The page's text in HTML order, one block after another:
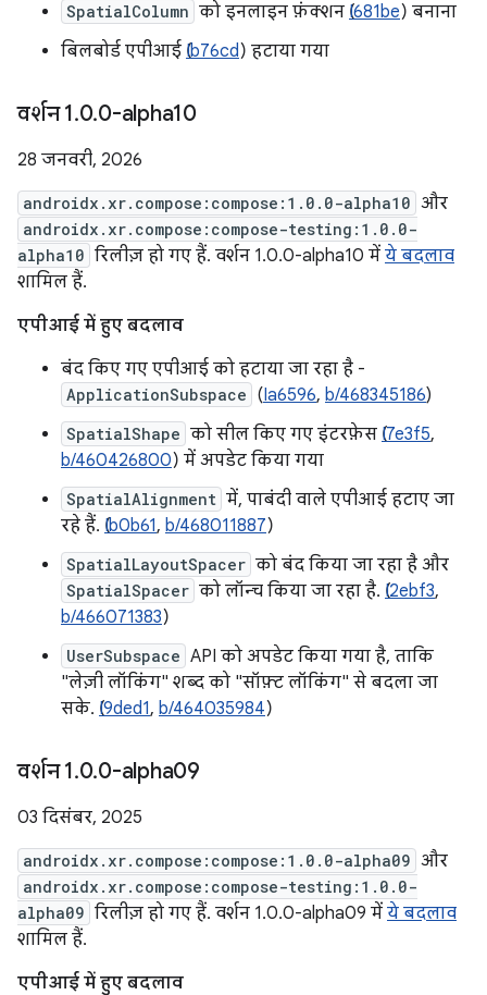
SpatialColumn को इनलाइन फ़ंक्शन ( I681be) बनाना
बिलबोर्ड एपीआई ( Ib76cd) हटाया गया
वर्शन 1.0.0-alpha10
28 जनवरी, 2026
androidx.xr.compose:compose:1.0.0-alpha10 और
androidx.xr.compose:compose-testing:1.0.0-
alpha10 रिलीज़ हो गए हैं. वर्शन 1.0.0-alpha10 में ये बदलाव
शामिल हैं.
एपीआई में हुए बदलाव
बंद किए गए एपीआई को हटाया जा रहा है -
ApplicationSubspace (Ia6596, b/468345186)
SpatialShape को सील किए गए इंटरफ़ेस ( I7e3f5,
b/460426800) में अपडेट किया गया
SpatialAlignment में, पाबंदी वाले एपीआई हटाए जा
रहे हैं. ( Ib0b61, b/468011887)
SpatialLayoutSpacer को बंद किया जा रहा है और
SpatialSpacer को लॉन्च किया जा रहा है. ( I2ebf3,
b/466071383)
UserSubspace API को अपडेट किया गया है, ताकि
"लेज़ी लॉकिंग" शब्द को "सॉफ़्ट लॉकिंग" से बदला जा
सके. ( I9ded1, b/464035984)
वर्शन 1.0.0-alpha09
03 दिसंबर, 2025
androidx.xr.compose:compose:1.0.0-alpha09 और
androidx.xr.compose:compose-testing:1.0.0-
alpha09 रिलीज़ हो गए हैं. वर्शन 1.0.0-alpha09 में ये बदलाव
शामिल हैं.
एपीआई में हुए बदलाव